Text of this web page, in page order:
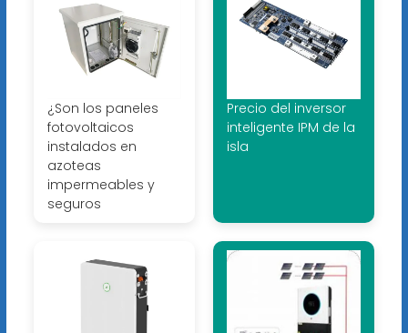
¿Son los paneles
fotovoltaicos
instalados en
azoteas
impermeables y
seguros
Precio del inversor
inteligente IPM de la
isla